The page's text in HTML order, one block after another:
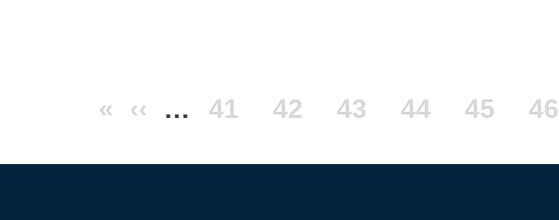
Перша
«
Попередня
‹‹ … Сторінка
41 Сторінка
42 Сторінка
43 Сторінка
44 45 46